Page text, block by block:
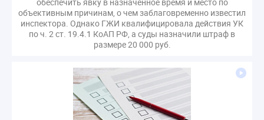
объективным причинам, о чем заблаговременно известил
инспектора. Однако ГЖИ квалифицировала действия УК
по ч. 2 ст. 19.4.1 КоАП РФ, а суды назначили штраф в
размере 20 000 руб.